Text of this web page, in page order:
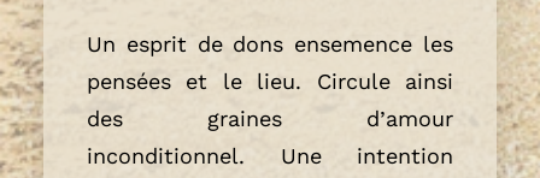
Un esprit de dons ensemence les
pensées et le lieu. Circule ainsi
des graines d’amour
inconditionnel. Une intention